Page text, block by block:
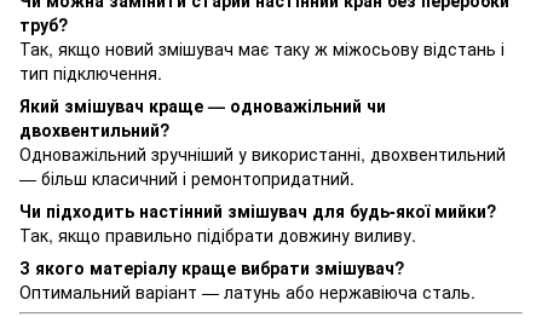
труб?
Так, якщо новий змішувач має таку ж міжосьову відстань і
тип підключення.
Який змішувач краще — одноважільний чи
двохвентильний?
Одноважільний зручніший у використанні, двохвентильний
— більш класичний і ремонтопридатний.
Чи підходить настінний змішувач для будь-якої мийки?
Так, якщо правильно підібрати довжину виливу.
З якого матеріалу краще вибрати змішувач?
Оптимальний варіант — латунь або нержавіюча сталь.